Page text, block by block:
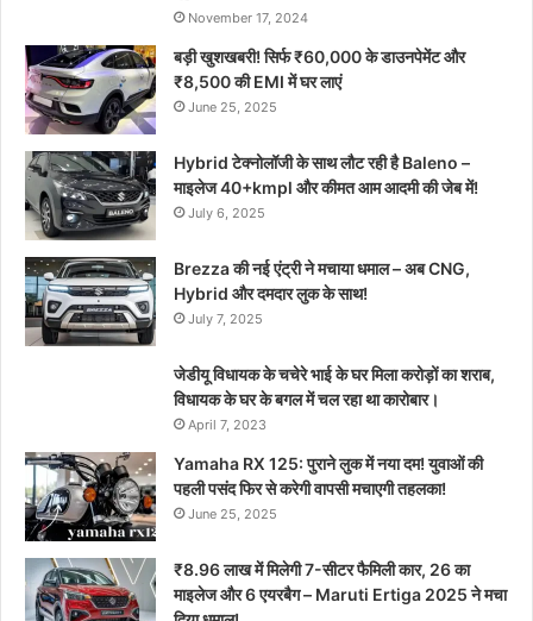
November 17, 2024
बड़ी खुशखबरी! सिर्फ ₹60,000 के डाउनपेमेंट और
₹8,500 की EMI में घर लाएं
June 25, 2025
Hybrid टेक्नोलॉजी के साथ लौट रही है Baleno –
माइलेज 40+kmpl और कीमत आम आदमी की जेब में!
July 6, 2025
Brezza की नई एंट्री ने मचाया धमाल – अब CNG,
Hybrid और दमदार लुक के साथ!
July 7, 2025
जेडीयू विधायक के चचेरे भाई के घर मिला करोड़ों का शराब,
विधायक के घर के बगल में चल रहा था कारोबार।
April 7, 2023
Yamaha RX 125: पुराने लुक में नया दम! युवाओं की
पहली पसंद फिर से करेगी वापसी मचाएगी तहलका!
June 25, 2025
₹8.96 लाख में मिलेगी 7-सीटर फैमिली कार, 26 का
माइलेज और 6 एयरबैग – Maruti Ertiga 2025 ने मचा